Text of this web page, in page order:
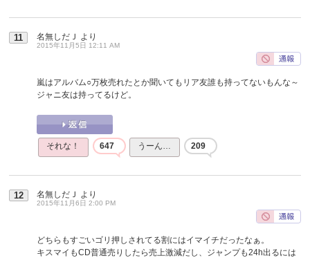
11 名無しだＪ より
2015年11月5日 12:11 AM
嵐はアルバム○万枚売れたとか聞いてもリア友誰も持ってないもんな～
ジャニ友は持ってるけど。
それな！ 647 うーん… 209
12 名無しだＪ より
2015年11月6日 2:00 PM
どちらもすごいゴリ押しされてる割にはイマイチだったなぁ。
キスマイもCD普通売りしたら売上激減だし、ジャンプも24h出るには